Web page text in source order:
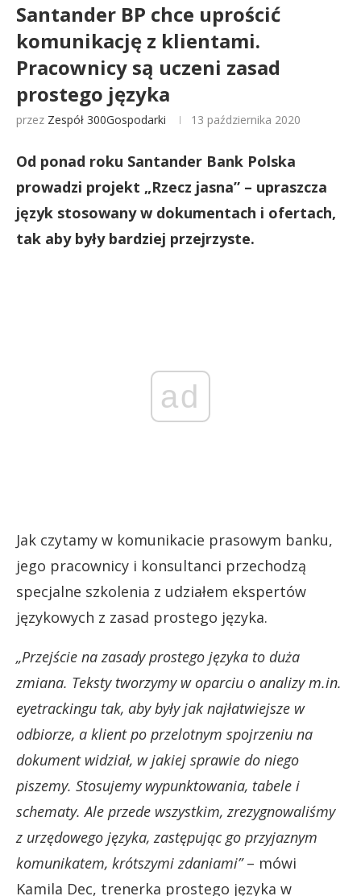
Santander BP chce uprościć
komunikację z klientami.
Pracownicy są uczeni zasad
prostego języka
przez Zespół 300Gospodarki 13 października 2020
Od ponad roku Santander Bank Polska
prowadzi projekt „Rzecz jasna” – upraszcza
język stosowany w dokumentach i ofertach,
tak aby były bardziej przejrzyste.
ad
Jak czytamy w komunikacie prasowym banku,
jego pracownicy i konsultanci przechodzą
specjalne szkolenia z udziałem ekspertów
językowych z zasad prostego języka.
„Przejście na zasady prostego języka to duża
zmiana. Teksty tworzymy w oparciu o analizy m.in.
eyetrackingu tak, aby były jak najłatwiejsze w
odbiorze, a klient po przelotnym spojrzeniu na
dokument widział, w jakiej sprawie do niego
piszemy. Stosujemy wypunktowania, tabele i
schematy. Ale przede wszystkim, zrezygnowaliśmy
z urzędowego języka, zastępując go przyjaznym
komunikatem, krótszymi zdaniami”– mówi
Kamila Dec, trenerka prostego języka w